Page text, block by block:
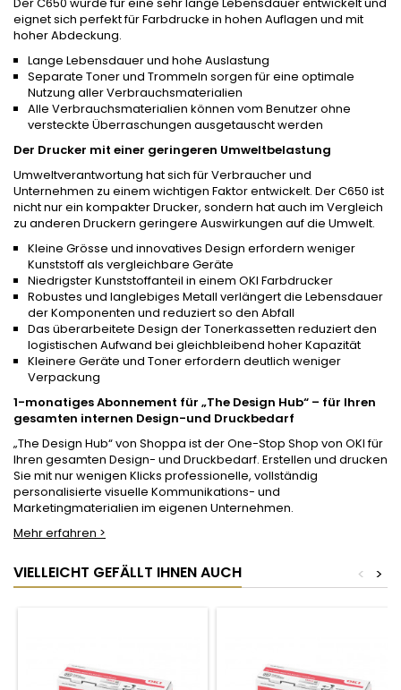
eignet sich perfekt für Farbdrucke in hohen Auflagen und mit
hoher Abdeckung.
Lange Lebensdauer und hohe Auslastung
Separate Toner und Trommeln sorgen für eine optimale
Nutzung aller Verbrauchsmaterialien
Alle Verbrauchsmaterialien können vom Benutzer ohne
versteckte Überraschungen ausgetauscht werden
Der Drucker mit einer geringeren Umweltbelastung
Umweltverantwortung hat sich für Verbraucher und
Unternehmen zu einem wichtigen Faktor entwickelt. Der C650 ist
nicht nur ein kompakter Drucker, sondern hat auch im Vergleich
zu anderen Druckern geringere Auswirkungen auf die Umwelt.
Kleine Grösse und innovatives Design erfordern weniger
Kunststoff als vergleichbare Geräte
Niedrigster Kunststoffanteil in einem OKI Farbdrucker
Robustes und langlebiges Metall verlängert die Lebensdauer
der Komponenten und reduziert so den Abfall
Das überarbeitete Design der Tonerkassetten reduziert den
logistischen Aufwand bei gleichbleibend hoher Kapazität
Kleinere Geräte und Toner erfordern deutlich weniger
Verpackung
1-monatiges Abonnement für „The Design Hub“ – für Ihren
gesamten internen Design-und Druckbedarf
„The Design Hub“ von Shoppa ist der One-Stop Shop von OKI für
Ihren gesamten Design- und Druckbedarf. Erstellen und drucken
Sie mit nur wenigen Klicks professionelle, vollständig
personalisierte visuelle Kommunikations- und
Marketingmaterialien im eigenen Unternehmen.
Mehr erfahren >
VIELLEICHT GEFÄLLT IHNEN AUCH >
<